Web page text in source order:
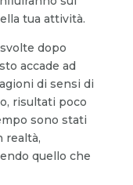
tua attività.
dopo
accade ad
di sensi di
risultati poco
sono stati
realtà,
quello che